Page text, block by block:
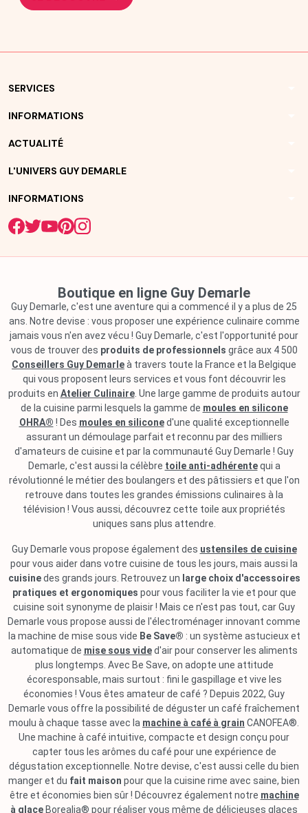
SERVICES
INFORMATIONS
ACTUALITÉ
L'UNIVERS GUY DEMARLE
INFORMATIONS
Boutique en ligne Guy Demarle
Guy Demarle, c'est une aventure qui a commencé il y a plus de 25
ans. Notre devise : vous proposer une expérience culinaire comme
jamais vous n'en avez vécu ! Guy Demarle, c'est l'opportunité pour
vous de trouver des produits de professionnels grâce aux 4 500
Conseillers Guy Demarleà travers toute la France et la Belgique
qui vous proposent leurs services et vous font découvrir les
produits en Atelier Culinaire. Une large gamme de produits autour
de la cuisine parmi lesquels la gamme de moules en silicone
OHRA® ! Des moules en siliconed'une qualité exceptionnelle
assurant un démoulage parfait et reconnu par des milliers
d'amateurs de cuisine et par la communauté Guy Demarle ! Guy
Demarle, c'est aussi la célèbre toile anti-adhérentequi a
révolutionné le métier des boulangers et des pâtissiers et que l'on
retrouve dans toutes les grandes émissions culinaires à la
télévision ! Vous aussi, découvrez cette toile aux propriétés
uniques sans plus attendre.
Guy Demarle vous propose également des ustensiles de cuisine
pour vous aider dans votre cuisine de tous les jours, mais aussi la
cuisinedes grands jours. Retrouvez un large choix d'accessoires
pratiques et ergonomiques pour vous faciliter la vie et pour que
cuisine soit synonyme de plaisir ! Mais ce n'est pas tout, car Guy
Demarle vous propose aussi de l'électroménager innovant comme
la machine de mise sous vide Be Save® : un système astucieux et
automatique de mise sous vided'air pour conserver les aliments
plus longtemps. Avec Be Save, on adopte une attitude
écoresponsable, mais surtout : fini le gaspillage et vive les
économies ! Vous êtes amateur de café ? Depuis 2022, Guy
Demarle vous offre la possibilité de déguster un café fraîchement
moulu à chaque tasse avec la machine à café à grain CANOFEA®.
Une machine à café intuitive, compacte et design conçu pour
capter tous les arômes du café pour une expérience de
dégustation exceptionnelle. Notre devise, c'est aussi celle du bien
manger et du fait maison pour que la cuisine rime avec saine, bien
être et économies bien sûr ! Découvrez également notre machine
à glace Borealia® pour réaliser vous même de délicieuses glaces